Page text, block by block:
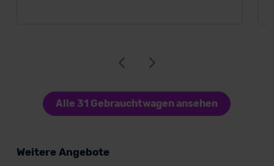
Alle 31 Gebrauchtwagen ansehen
Weitere Angebote